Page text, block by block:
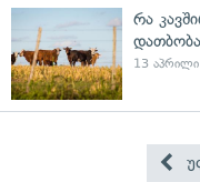
რა
13